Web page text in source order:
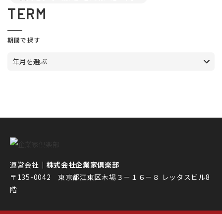
TERM
期間で探す
年月を選ぶ
運営会社｜ 株式会社企業家倶楽部
〒135-0042 東京都江東区木場３－１６－８ レッタスビル8
階